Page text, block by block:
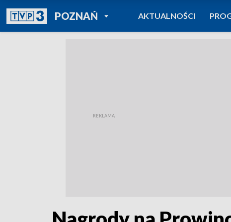
POZNAŃPOWRÓT DO
TVP REGIONY
AKTUALNOŚCI